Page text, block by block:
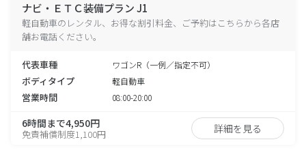
ナビ・ＥＴＣ装備プラン J1
軽自動車のレンタル、お得な割引料金、ご予約はこちらから各店
舗お電話ください。
代表車種 ワゴンR（一例／指定不可）
ボディタイプ 軽自動車
営業時間 08:00-20:00
6時間まで4,950円
免責補償制度1,100円 詳細を見る